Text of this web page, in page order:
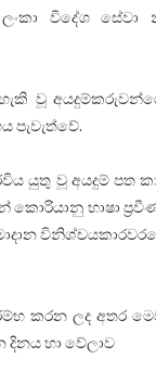
විදේශ සේවා
වූ
පැවැත්වේ.
යුතු වූ අයදුම් පත
භාෂා
කරන ලද අතර
හා වේලාව